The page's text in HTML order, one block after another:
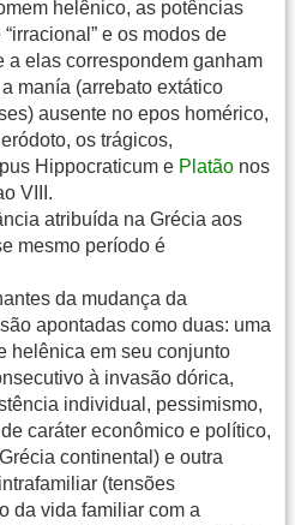
helênico, as potências
e os modos de
a elas correspondem ganham
manía (arrebato extático
ausente no epos homérico,
os trágicos,
Hippocraticum e Platão nos
VIII.
atribuída na Grécia aos
mesmo período é
da mudança da
apontadas como duas: uma
helênica em seu conjunto
à invasão dórica,
individual, pessimismo,
caráter econômico e político,
continental) e outra
(tensões
da vida familiar com a